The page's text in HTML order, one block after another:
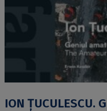
ION ȚUCULESCU.